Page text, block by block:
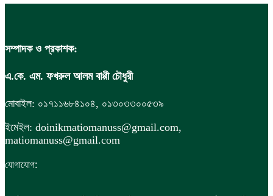
সম্পাদক ও প্রকাশক:
এ.কে. এম. ফখরুল আলম বাপ্পী চৌধুরী
মোবাইল: ০১৭১১৬৮৪১০৪, ০১৩০৩৩০০৫৩৯
ইমেইল: doinikmatiomanuss@gmail.com,
matiomanuss@gmail.com
যোগাযোগ: